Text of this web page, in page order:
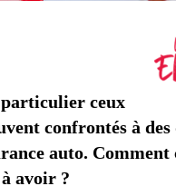
particulier ceux
confrontés à
auto. Comment
à avoir ?